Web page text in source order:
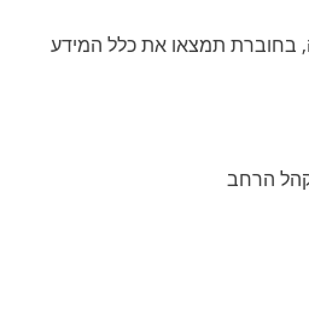
בחוברת תמצאו את כלל המידע
הרחב